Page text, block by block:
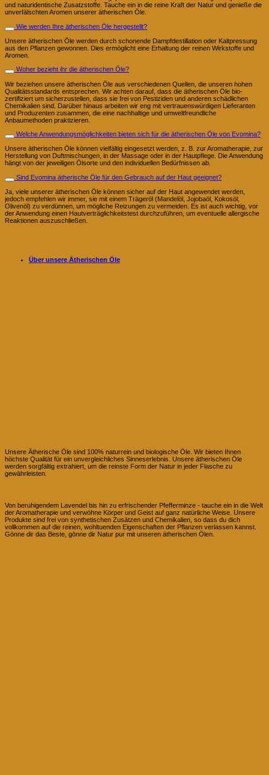
und naturidentische Zusatzstoffe. Tauche ein in die reine Kraft der Natur und genieße die
unverfälschten Aromen unserer ätherischen Öle.
Wie werden Ihre ätherischen Öle hergestellt?
Unsere ätherischen Öle werden durch schonende Dampfdestillation oder Kaltpressung
aus den Pflanzen gewonnen. Dies ermöglicht eine Erhaltung der reinen Wirkstoffe und
Aromen.
Woher bezieht ihr die ätherischen Öle?
Wir beziehen unsere ätherischen Öle aus verschiedenen Quellen, die unseren hohen
Qualitätsstandards entsprechen. Wir achten darauf, dass die ätherischen Öle bio-
zertifiziert um sicherzustellen, dass sie frei von Pestiziden und anderen schädlichen
Chemikalien sind. Darüber hinaus arbeiten wir eng mit vertrauenswürdigen Lieferanten
und Produzenten zusammen, die eine nachhaltige und umweltfreundliche
Anbaumethoden praktizieren.
Welche Anwendungsmöglichkeiten bieten sich für die ätherischen Öle von Evomina?
Unsere ätherischen Öle können vielfältig eingesetzt werden, z. B. zur Aromatherapie, zur
Herstellung von Duftmischungen, in der Massage oder in der Hautpflege. Die Anwendung
hängt von der jeweiligen Ölsorte und den individuellen Bedürfnissen ab.
Sind Evomina ätherische Öle für den Gebrauch auf der Haut geeignet?
Ja, viele unserer ätherischen Öle können sicher auf der Haut angewendet werden,
jedoch empfehlen wir immer, sie mit einem Trägeröl (Mandelöl, Jojobaöl, Kokosöl,
Olivenöl) zu verdünnen, um mögliche Reizungen zu vermeiden. Es ist auch wichtig, vor
der Anwendung einen Hautverträglichkeitstest durchzuführen, um eventuelle allergische
Reaktionen auszuschließen.
Über unsere Ätherischen Öle
Unsere Ätherische Öle sind 100% naturrein und biologische Öle. Wir bieten Ihnen
höchste Qualität für ein unvergleichliches Sinneserlebnis. Unsere ätherischen Öle
werden sorgfältig extrahiert, um die reinste Form der Natur in jeder Flasche zu
gewährleisten.
Von beruhigendem Lavendel bis hin zu erfrischender Pfefferminze - tauche ein in die Welt
der Aromatherapie und verwöhne Körper und Geist auf ganz natürliche Weise. Unsere
Produkte sind frei von synthetischen Zusätzen und Chemikalien, so dass du dich
vollkommen auf die reinen, wohltuenden Eigenschaften der Pflanzen verlassen kannst.
Gönne dir das Beste, gönne dir Natur pur mit unseren ätherischen Ölen.